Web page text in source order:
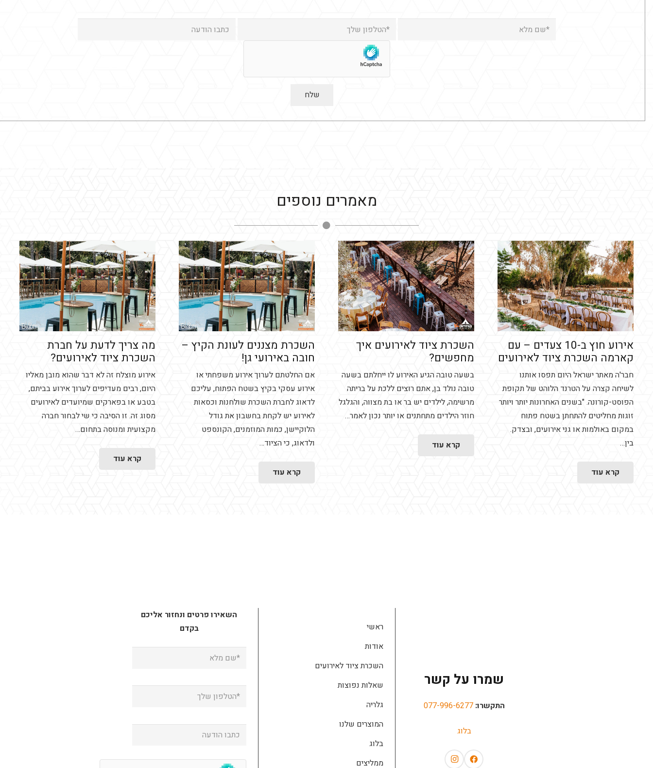
מאמרים נוספים
אירוע חוץ ב-10 צעדים – עם
קארמה השכרת ציוד לאירועים
חבר'ה מאתר ישראל היום תפסו אותנו
לשיחה קצרה על הטרנד הלוהט של תקופת
הפוסט-קורונה. "בשנים האחרונות יותר ויותר
זוגות מחליטים להתחתן בשטח פתוח
במקום באולמות או גני אירועים, ובצדק.
בין…
קרא עוד
השכרת ציוד לאירועים איך
מחפשים?
בשעה טובה הגיע האירוע לו ייחלתם בשעה
טובה נולד בן, אתם רוצים ללכת על בריתה
מרשימה, לילדים יש בר או בת מצווה, והגלגל
חוזר הילדים מתחתנים או יותר נכון לאמר…
קרא עוד
השכרת מצננים לעונת הקיץ –
חובה באירועי גן!
אם החלטתם לערוך אירוע משפחתי או
אירוע עסקי בקיץ בשטח הפתוח, עליכם
לדאוג לחברת השכרת שולחנות וכסאות
לאירוע יש לקחת בחשבון את גודל
הלוקיישן, כמות המוזמנים, הקונספט
ולדאוג, כי הציוד…
קרא עוד
מה צריך לדעת על חברת
השכרת ציוד לאירועים?
אירוע מוצלח זה לא דבר שהוא מובן מאליו
היום, רבים מעדיפים לערוך אירוע בביתם,
בטבע או בפארקים שמיועדים לאירועים
מסוג זה. זו הסיבה כי שי לבחור חברה
מקצועית ומנוסה בתחום…
קרא עוד
שמרו על קשר
התקשרו: 077-996-6277
בלוג
ראשי
אודות
השכרת ציוד לאירועים
שאלות נפוצות
גלריה
המוצרים שלנו
בלוג
ממליצים
השאירו פרטים ונחזור אליכם
בקדם